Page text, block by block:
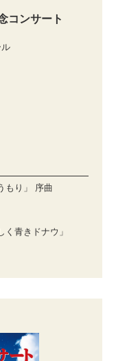
コンサート
もり」 序曲
青きドナウ」